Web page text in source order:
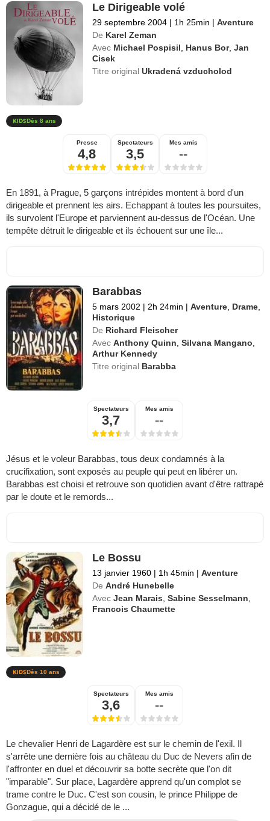
Le Dirigeable volé
29 septembre 2004 | 1h 25min | Aventure
De Karel Zeman
Avec Michael Pospisil Hanus Bor,Jan
Cisek
Titre originalUkradená vzducholod
Dès 8 ans
Presse
4,8
Spectateurs
3,5
Mes amis
--
En 1891, à Prague, 5 garçons intrépides montent à bord d'un
dirigeable et prennent les airs. Echappant à toutes les poursuites,
ils survolent l'Europe et parviennent au-dessus de l'Océan. Une
tempête détruit le dirigeable et ils échouent sur une île...
Barabbas
5 mars 2002 | 2h 24min | Aventure, Drame,
Historique
De Richard Fleischer
Avec Anthony Quinn,Silvana Mangano,
Arthur Kennedy
Titre original Barabba
Spectateurs
3,7
Mes amis
--
Jésus et le voleur Barabbas, tous deux condamnés à la
crucifixation, sont exposés au peuple qui peut en libérer un.
Barabbas est choisi et retrouve son quotidien avant d'être rattrapé
par le doute et le remords...
Le Bossu
13 janvier 1960 | 1h 45min | Aventure
De André Hunebelle
Avec Jean Marais ,Sabine Sesselmann
Francois Chaumette
Dès 10 ans
Spectateurs
3,6
Mes amis
--
Le chevalier Henri de Lagardère est sur le chemin de l'exil. Il
s'arrête une dernière fois au château du Duc de Nevers afin de
l'affronter en duel et découvrir sa botte secrète que l'on dit
"imparable". Sur place, Lagardère apprend qu'un complot se
trame contre le Duc. C'est son cousin, le prince Philippe de
Gonzague, qui a décidé de le ...